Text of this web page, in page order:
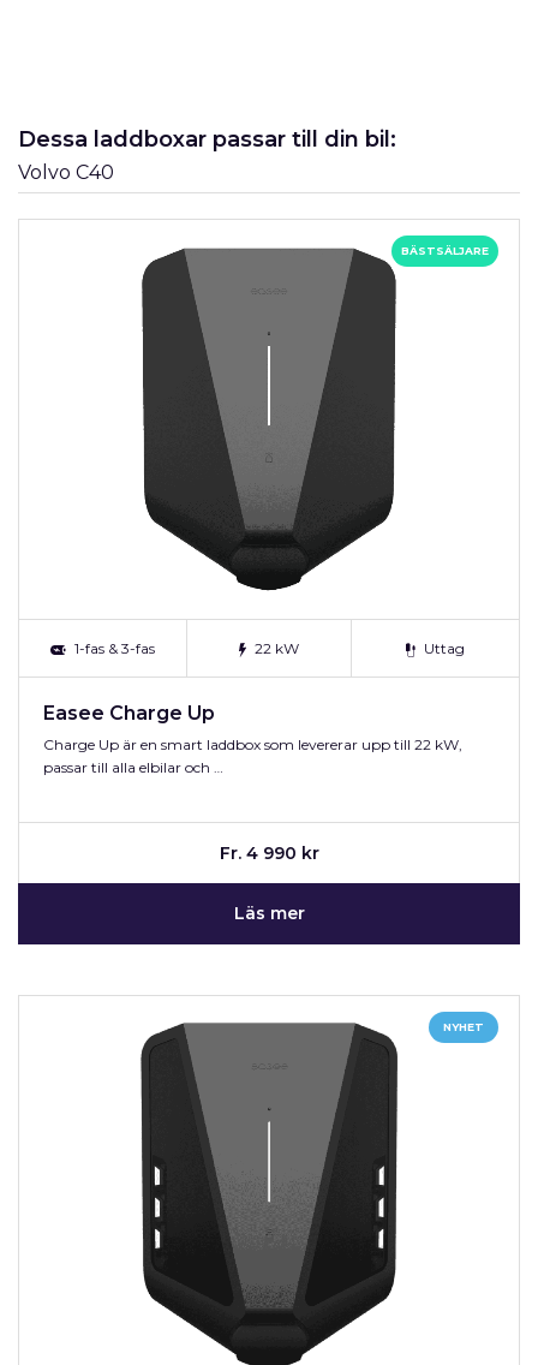
Dessa laddboxar passar till din bil:
Volvo C40
BÄSTSÄLJARE
1-fas & 3-fas 22 kW Uttag
Easee Charge Up
Charge Up är en smart laddbox som levererar upp till 22 kW,
passar till alla elbilar och …
Fr. 4 990 kr
Läs mer
NYHET